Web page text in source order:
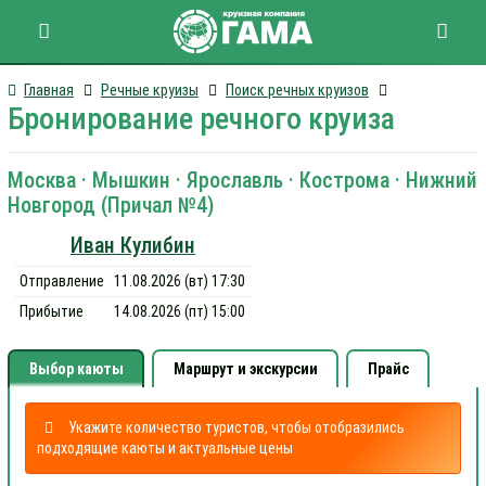
Главная Речные круизы Поиск речных круизов
Бронирование речного круиза
Москва · Мышкин · Ярославль · Кострома · Нижний
Новгород (Причал №4)
Иван Кулибин
Отправление
11.08.2026 (вт) 17:30
Прибытие
14.08.2026 (пт) 15:00
Выбор каюты Маршрут и экскурсии Прайс
Укажите количество туристов, чтобы отобразились
подходящие каюты и актуальные цены